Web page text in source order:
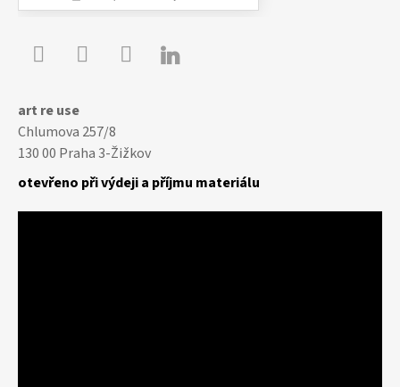

art re use
Chlumova 257/8
130 00 Praha 3-Žižkov
otevřeno při výdeji a příjmu materiálu